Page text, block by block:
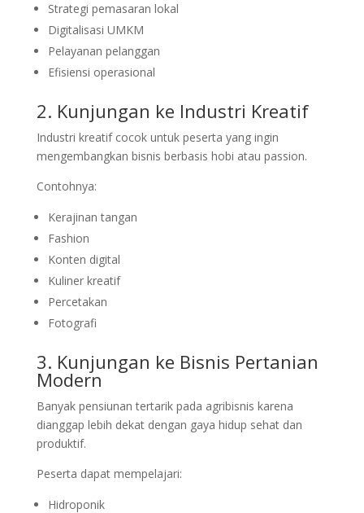
Strategi pemasaran lokal
Digitalisasi UMKM
Pelayanan pelanggan
Efisiensi operasional
2. Kunjungan ke Industri Kreatif
Industri kreatif cocok untuk peserta yang ingin
mengembangkan bisnis berbasis hobi atau passion.
Contohnya:
Kerajinan tangan
Fashion
Konten digital
Kuliner kreatif
Percetakan
Fotografi
3. Kunjungan ke Bisnis Pertanian
Modern
Banyak pensiunan tertarik pada agribisnis karena
dianggap lebih dekat dengan gaya hidup sehat dan
produktif.
Peserta dapat mempelajari:
Hidroponik